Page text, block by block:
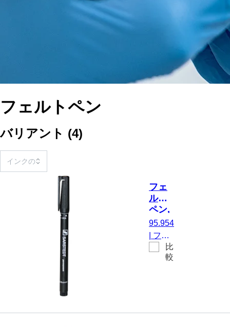
フェルトペン
バリアント (4)
フェ
ルト
ペン,
黒, 防
水
95.954
フェ
ルトペ
ン, 黒,
比
較